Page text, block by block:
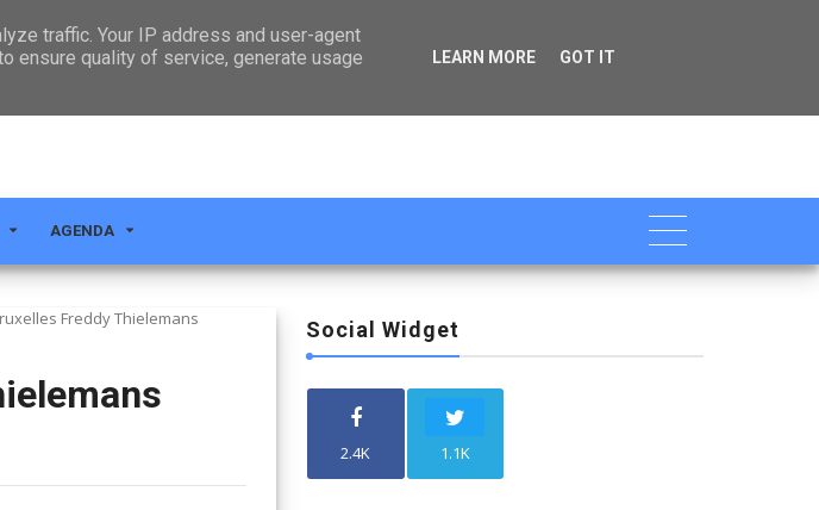
AGENDA
Freddy Thielemans
Social Widget
2.4K 1.1K
traffic. Your IP address and user-agent
ensure quality of service, generate usage
LEARN MORE GOT IT